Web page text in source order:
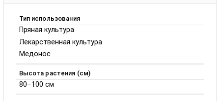
Тип использования
Пряная культура
Лекарственная культура
Медонос
Высота растения (см)
80–100 см